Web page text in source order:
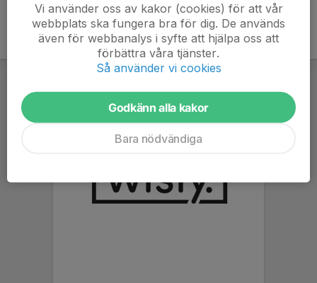
Vi använder oss av kakor (cookies) för att vår
webbplats ska fungera bra för dig. De används
även för webbanalys i syfte att hjälpa oss att
förbättra våra tjänster.
Så använder vi cookies
Godkänn alla kakor
Bara nödvändiga